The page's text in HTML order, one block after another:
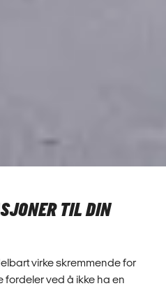
TIL DIN
virke skremmende for
fordeler ved å ikke ha en